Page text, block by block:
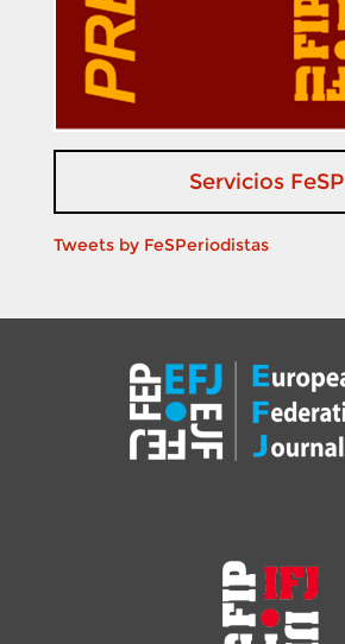
Servicios FeSP
Tweets by FeSPeriodistas